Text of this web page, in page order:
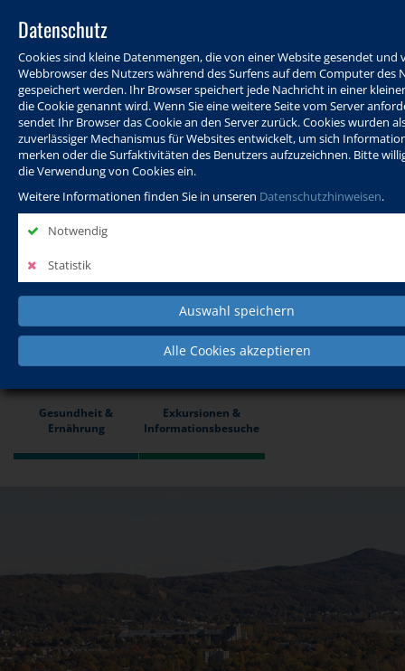
Datenschutz
Cookies sind kleine Datenmengen, die von einer Website gesendet und
Webbrowser des Nutzers während des Surfens auf dem Computer des
gespeichert werden. Ihr Browser speichert jede Nachricht in einer
die Cookie genannt wird. Wenn Sie eine weitere Seite vom Server
sendet Ihr Browser das Cookie an den Server zurück. Cookies wurden
zuverlässiger Mechanismus für Websites entwickelt, um sich
merken oder die Surfaktivitäten des Benutzers aufzuzeichnen. Bitte
die Verwendung von Cookies ein.
Weitere Informationen finden Sie in unseren Datenschutzhinweisen.
Notwendig
Statistik
Auswahl speichern
Alle Cookies akzeptieren
Programm Info & Service Aktuelles Warenkorb Login
Ansprechpersonen
Politik, Wissenschaft &
Internationales
Deutsch & Integration Beruf, IT & Digitales Kultur & Kunst
Gesundheit &
Ernährung
Exkursionen &
Informationsbesuche